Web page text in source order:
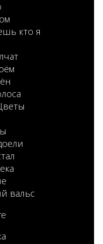
кто я
вальс